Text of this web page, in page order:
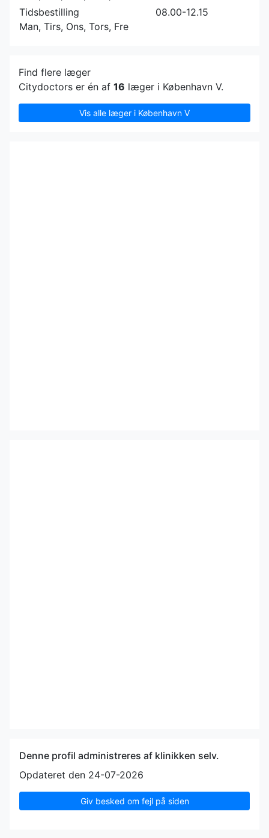
Tidsbestilling
08.00-12.15
Man, Tirs, Ons, Tors, Fre
Find flere læger
Citydoctors er én af 16 læger i København V.
Vis alle læger i København V
Denne profil administreres af klinikken selv.
Opdateret den 24-07-2026
Giv besked om fejl på siden